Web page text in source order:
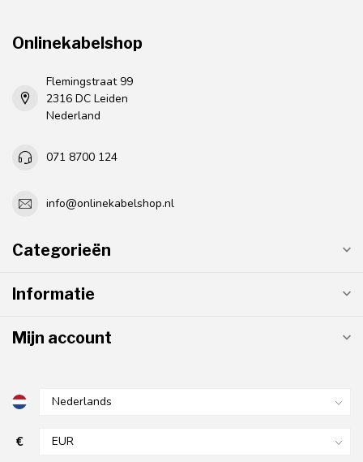
Onlinekabelshop
Flemingstraat 99
2316 DC Leiden
Nederland
071 8700 124
info@onlinekabelshop.nl
Categorieën
Informatie
Mijn account
€